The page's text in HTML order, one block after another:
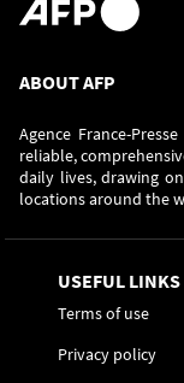
ABOUT AFP
Agence France-
reliable,
daily lives, drawing
locations around the
USEFUL LINKS
Terms of use
Privacy policy